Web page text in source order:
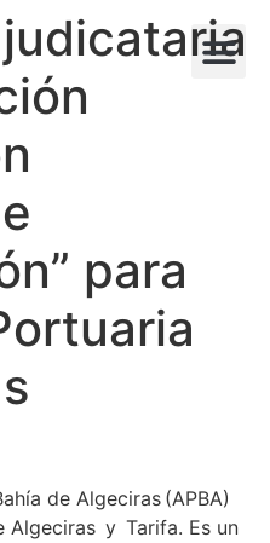
para
de Algeciras (APBA)
Algeciras y Tarifa. Es un